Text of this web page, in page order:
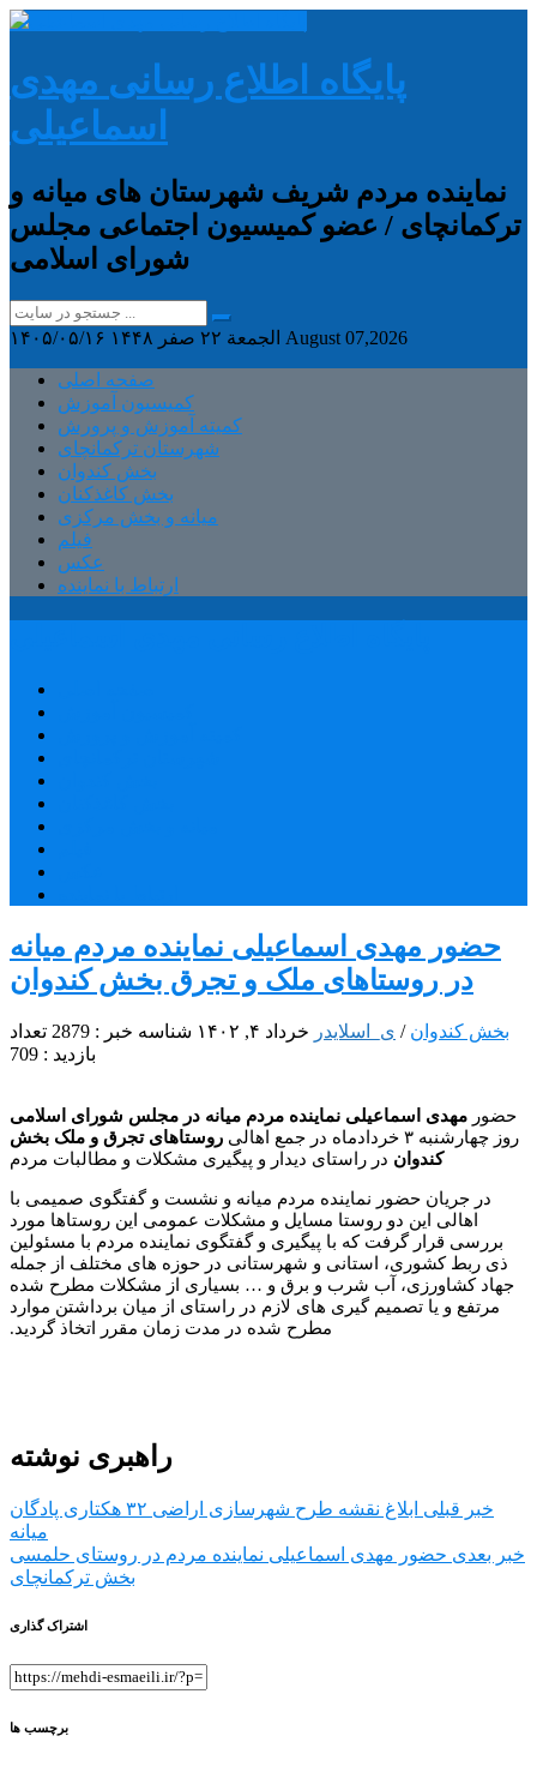
پایگاه اطلاع رسانی مهدی
اسماعیلی
نماینده مردم شریف شهرستان های میانه و
ترکمانچای / عضو کمیسیون اجتماعی مجلس
شورای اسلامی
۱۴۰۵/۰۵/۱۶ الجمعة ۲۲ صفر ۱۴۴۸ August 07,2026
صفحه اصلی
کمیسیون آموزش
کمیته آموزش و پرورش
شهرستان ترکمانچای
بخش کندوان
بخش کاغذکنان
میانه و بخش مرکزی
فیلم
عکس
ارتباط با نماینده
حضور مهدی اسماعیلی نماینده مردم میانه
در روستاهای ملک و تجرق بخش کندوان
بخش کندوان / ی_اسلایدر خرداد ۴, ۱۴۰۲ شناسه خبر : 2879
تعداد
بازدید : 709
حضور مهدی اسماعیلی نماینده مردم میانه در مجلس شورای اسلامی
روز چهارشنبه ۳ خردادماه در جمع اهالی
روستاهای تجرق و ملک بخش
کندوان در راستای دیدار و پیگیری مشکلات و مطالبات مردم
در جریان حضور نماینده مردم میانه و نشست و گفتگوی صمیمی با
اهالی این دو روستا مسایل و مشکلات عمومی این روستاها مورد
بررسی قرار گرفت که با پیگیری و گفتگوی نماینده مردم با مسئولین
ذی ربط کشوری، استانی و شهرستانی در حوزه های مختلف از جمله
جهاد کشاورزی، آب شرب و برق و … بسیاری از مشکلات مطرح شده
مرتفع و یا تصمیم گیری های لازم در راستای از میان برداشتن موارد
مطرح شده در مدت زمان مقرر اتخاذ گردید.
راهبری نوشته
خبر قبلی
ابلاغ نقشه طرح شهرسازی اراضی ۳۲ هکتاری پادگان
میانه
خبر بعدی حضور مهدی اسماعیلی نماینده مردم در روستای حلمسی
بخش ترکمانچای
اشتراک گذاری
برچسب ها